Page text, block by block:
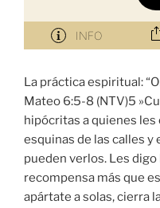
La práctica espiritual:
Mateo 6:5-8 (NTV)5
hipócritas a quienes les
esquinas de las calles y
pueden verlos. Les
recompensa más que
apártate a solas, cierra